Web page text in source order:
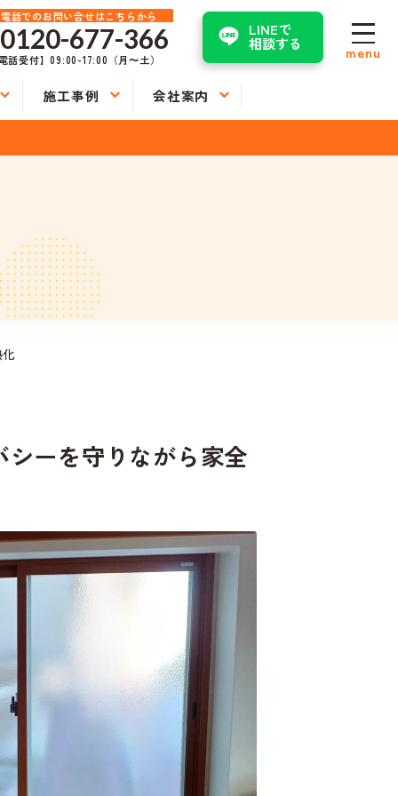
話でのお問い合せはこちらから
0120-677-366
話受付】09:00-17:00（月〜土）
LINEで
相談する
施工事例 会社案内
menu
ーを守りながら家全